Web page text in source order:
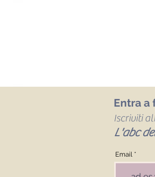
Entra
Iscriviti
L'abc
Email